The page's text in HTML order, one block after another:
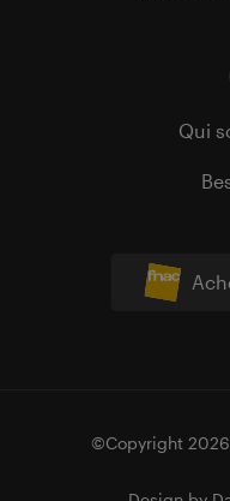
Qui
©Copyright 2026